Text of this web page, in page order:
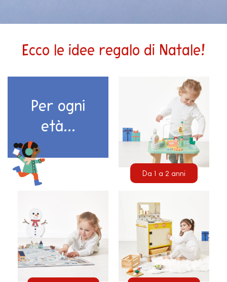
Ecco le idee regalo di Natale!
Per ogni
età...
Da 1 a 2 anni